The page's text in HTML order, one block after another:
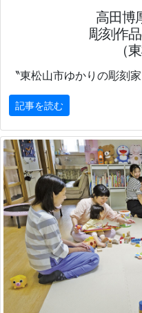
高田博
彫刻作
（
記事を読む